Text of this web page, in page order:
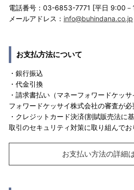
電話番号：03-6853-7771 [平日 9:00
メールアドレス： info@buhindana.co.jp
お支払方法について
・銀行振込
・代金引換
・請求書払い（マネーフォワードケッ
フォワードケッサイ株式会社の審査が必
・クレジットカード決済(割賦販売法に
取引のセキュリティ対策に取り組んでお
お支払い方法の詳細